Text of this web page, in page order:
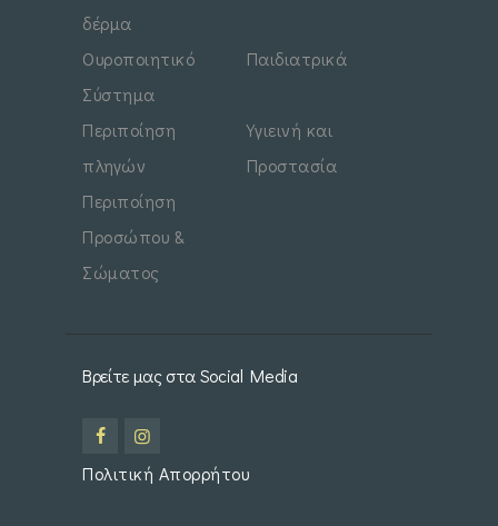
δέρμα
Ουροποιητικό
Σύστημα
Παιδιατρικά
Περιποίηση
πληγών
Υγιεινή και
Προστασία
Περιποίηση
Προσώπου &
Σώματος
Βρείτε μας στα Social Media
Πολιτική Απορρήτου